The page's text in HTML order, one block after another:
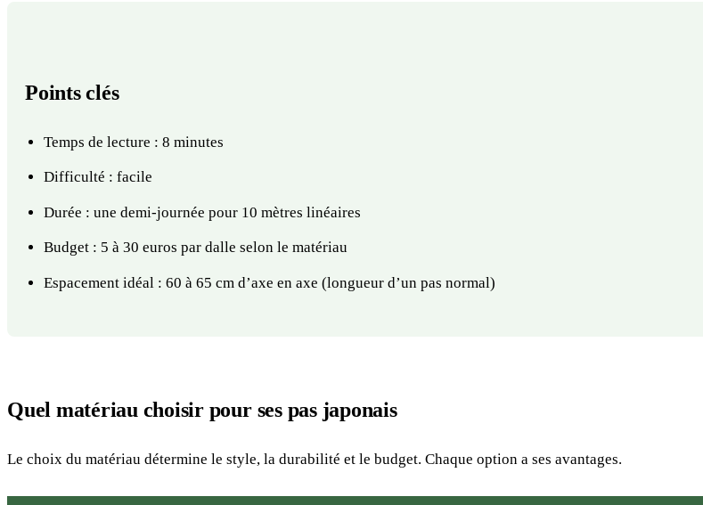
Points clés
Temps de lecture : 8 minutes
Difficulté : facile
Durée : une demi-journée pour 10 mètres linéaires
Budget : 5 à 30 euros par dalle selon le matériau
Espacement idéal : 60 à 65 cm d’axe en axe (longueur d’un pas normal)
Quel matériau choisir pour ses pas japonais
Le choix du matériau détermine le style, la durabilité et le budget. Chaque option a ses avantages.